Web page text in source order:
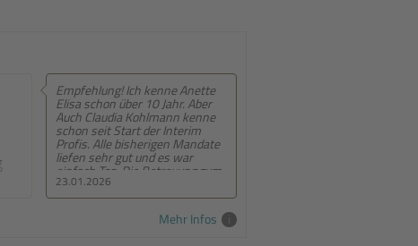
Ich kenne Anette
schon über 10 Jahr. Aber
Claudia Kohlmann kenne
seit Start der Interim
Alle bisherigen Mandate
sehr gut und es war
Top. Die Betreuung zum
aber auch während des
war immer super.
Empfehlung! Sehr persönliche
Beratung, entwickeln sich
ständig weiter
Mehr Infos